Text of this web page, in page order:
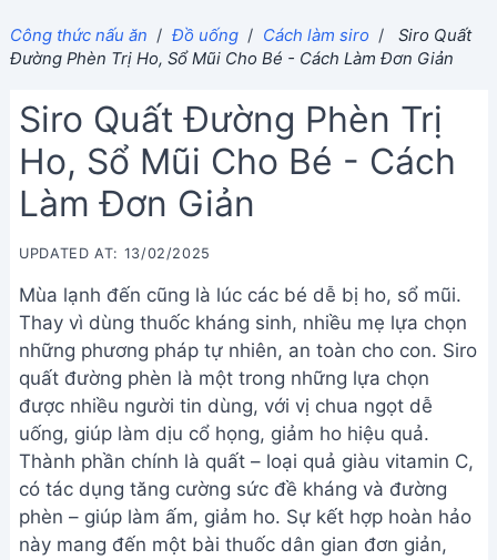
Công thức nấu ăn / Đồ uống / Cách làm siro /
Siro Quất
Đường Phèn Trị Ho, Sổ Mũi Cho Bé - Cách Làm Đơn Giản
Siro Quất Đường Phèn Trị
Ho, Sổ Mũi Cho Bé - Cách
Làm Đơn Giản
UPDATED AT: 13/02/2025
Mùa lạnh đến cũng là lúc các bé dễ bị ho, sổ mũi.
Thay vì dùng thuốc kháng sinh, nhiều mẹ lựa chọn
những phương pháp tự nhiên, an toàn cho con. Siro
quất đường phèn là một trong những lựa chọn
được nhiều người tin dùng, với vị chua ngọt dễ
uống, giúp làm dịu cổ họng, giảm ho hiệu quả.
Thành phần chính là quất – loại quả giàu vitamin C,
có tác dụng tăng cường sức đề kháng và đường
phèn – giúp làm ấm, giảm ho. Sự kết hợp hoàn hảo
này mang đến một bài thuốc dân gian đơn giản,